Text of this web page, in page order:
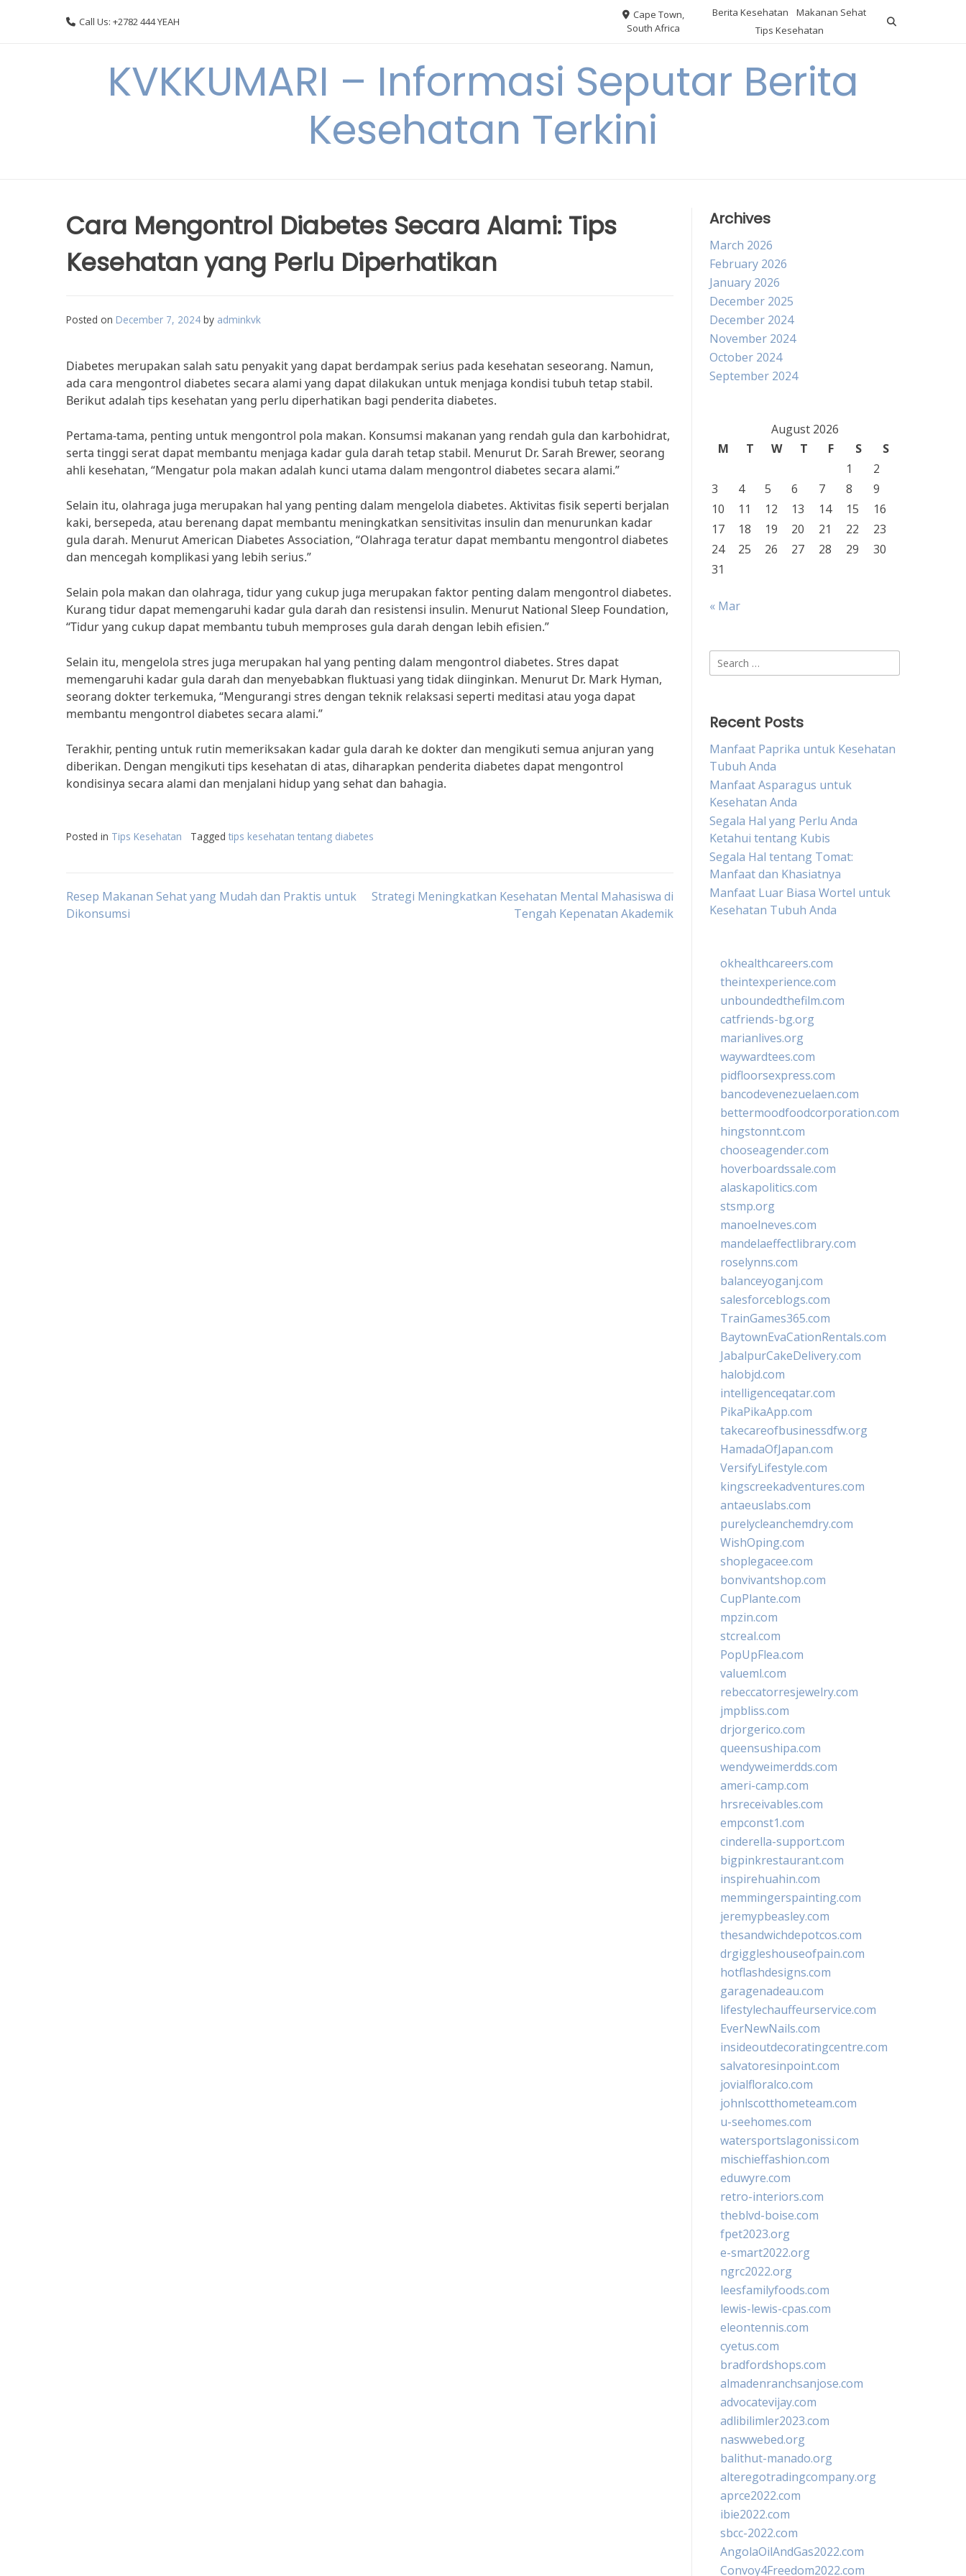
Call Us: +2782 444 YEAH
Cape Town,
South Africa
Berita Kesehatan
Makanan Sehat
Tips Kesehatan
KVKKUMARI – Informasi Seputar Berita
Kesehatan Terkini
Cara Mengontrol Diabetes Secara Alami: Tips
Kesehatan yang Perlu Diperhatikan
Posted on December 7, 2024 by adminkvk
Diabetes merupakan salah satu penyakit yang dapat berdampak serius pada kesehatan seseorang. Namun,
ada cara mengontrol diabetes secara alami yang dapat dilakukan untuk menjaga kondisi tubuh tetap stabil.
Berikut adalah tips kesehatan yang perlu diperhatikan bagi penderita diabetes.
Pertama-tama, penting untuk mengontrol pola makan. Konsumsi makanan yang rendah gula dan karbohidrat,
serta tinggi serat dapat membantu menjaga kadar gula darah tetap stabil. Menurut Dr. Sarah Brewer, seorang
ahli kesehatan, “Mengatur pola makan adalah kunci utama dalam mengontrol diabetes secara alami.”
Selain itu, olahraga juga merupakan hal yang penting dalam mengelola diabetes. Aktivitas fisik seperti berjalan
kaki, bersepeda, atau berenang dapat membantu meningkatkan sensitivitas insulin dan menurunkan kadar
gula darah. Menurut American Diabetes Association, “Olahraga teratur dapat membantu mengontrol diabetes
dan mencegah komplikasi yang lebih serius.”
Selain pola makan dan olahraga, tidur yang cukup juga merupakan faktor penting dalam mengontrol diabetes.
Kurang tidur dapat memengaruhi kadar gula darah dan resistensi insulin. Menurut National Sleep Foundation,
“Tidur yang cukup dapat membantu tubuh memproses gula darah dengan lebih efisien.”
Selain itu, mengelola stres juga merupakan hal yang penting dalam mengontrol diabetes. Stres dapat
memengaruhi kadar gula darah dan menyebabkan fluktuasi yang tidak diinginkan. Menurut Dr. Mark Hyman,
seorang dokter terkemuka, “Mengurangi stres dengan teknik relaksasi seperti meditasi atau yoga dapat
membantu mengontrol diabetes secara alami.”
Terakhir, penting untuk rutin memeriksakan kadar gula darah ke dokter dan mengikuti semua anjuran yang
diberikan. Dengan mengikuti tips kesehatan di atas, diharapkan penderita diabetes dapat mengontrol
kondisinya secara alami dan menjalani hidup yang sehat dan bahagia.
Posted in Tips Kesehatan Tagged tips kesehatan tentang diabetes
Post
Resep Makanan Sehat yang Mudah dan Praktis untuk
Dikonsumsi
Strategi Meningkatkan Kesehatan Mental Mahasiswa di
Tengah Kepenatan Akademik
Archives
March 2026
February 2026
January 2026
December 2025
December 2024
November 2024
October 2024
September 2024
August 2026
M
T W T F S
S
1
2
3
4 5 6 7 8
9
10
11 12 13 14 15
16
17
18 19 20 21 22
23
24
25 26 27 28 29
30
31
« Mar
Search
for:
Recent Posts
Manfaat Paprika untuk Kesehatan
Tubuh Anda
Manfaat Asparagus untuk
Kesehatan Anda
Segala Hal yang Perlu Anda
Ketahui tentang Kubis
Segala Hal tentang Tomat:
Manfaat dan Khasiatnya
Manfaat Luar Biasa Wortel untuk
Kesehatan Tubuh Anda
okhealthcareers.com
theintexperience.com
unboundedthefilm.com
catfriends-bg.org
marianlives.org
waywardtees.com
pidfloorsexpress.com
bancodevenezuelaen.com
bettermoodfoodcorporation.com
hingstonnt.com
chooseagender.com
hoverboardssale.com
alaskapolitics.com
stsmp.org
manoelneves.com
mandelaeffectlibrary.com
roselynns.com
balanceyoganj.com
salesforceblogs.com
TrainGames365.com
BaytownEvaCationRentals.com
JabalpurCakeDelivery.com
halobjd.com
intelligenceqatar.com
PikaPikaApp.com
takecareofbusinessdfw.org
HamadaOfJapan.com
VersifyLifestyle.com
kingscreekadventures.com
antaeuslabs.com
purelycleanchemdry.com
WishOping.com
shoplegacee.com
bonvivantshop.com
CupPlante.com
mpzin.com
stcreal.com
PopUpFlea.com
valueml.com
rebeccatorresjewelry.com
jmpbliss.com
drjorgerico.com
queensushipa.com
wendyweimerdds.com
ameri-camp.com
hrsreceivables.com
empconst1.com
cinderella-support.com
bigpinkrestaurant.com
inspirehuahin.com
memmingerspainting.com
jeremypbeasley.com
thesandwichdepotcos.com
drgiggleshouseofpain.com
hotflashdesigns.com
garagenadeau.com
lifestylechauffeurservice.com
EverNewNails.com
insideoutdecoratingcentre.com
salvatoresinpoint.com
jovialfloralco.com
johnlscotthometeam.com
u-seehomes.com
watersportslagonissi.com
mischieffashion.com
eduwyre.com
retro-interiors.com
theblvd-boise.com
fpet2023.org
e-smart2022.org
ngrc2022.org
leesfamilyfoods.com
lewis-lewis-cpas.com
eleontennis.com
cyetus.com
bradfordshops.com
almadenranchsanjose.com
advocatevijay.com
adlibilimler2023.com
naswwebed.org
balithut-manado.org
alteregotradingcompany.org
aprce2022.com
ibie2022.com
sbcc-2022.com
AngolaOilAndGas2022.com
Convoy4Freedom2022.com